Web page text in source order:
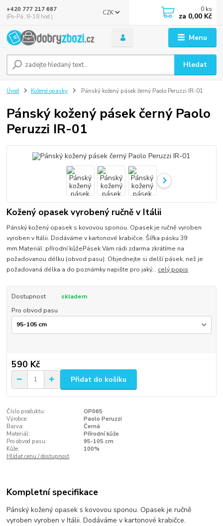
Menu
CZK
Hledat
+420 777 217 687
(Po-Pá, 8-18 hod.)
0 ks
za 0,00 Kč
Úvod Kožené opasky Pánský kožený pásek černý Paolo Peruzzi IR-01
Pánský kožený pásek černý Paolo
Peruzzi IR-01
Kožený opasek vyrobený ručně v Itálii
Pánský kožený opasek s kovovou sponou. Opasek je ručně vyroben
vyroben v Itálii. Dodáváme v kartonové krabičce. Šířka pásku 39
mm.Materiál: přírodní kůžePásek Vám rádi zdarma zkrátíme na
požadovanou délku (obvod pasu). Objednejte si delší pásek, než je
požadovaná délka a do poznámky napište pro jaký... celý popis
Dostupnost
skladem
Pro obvod pasu
590 Kč
Přidat do košíku
Číslo produktu:
OP065
Výrobce:
Paolo Peruzzi
Barva:
Černá
Materiál:
Přírodní kůže
Pro obvod pasu:
95-105 cm
Kůže:
100%
Hlídat cenu / dostupnost
Kompletní specifikace
Pánský kožený opasek s kovovou sponou. Opasek je ručně
vyroben vyroben v Itálii. Dodáváme v kartonové krabičce.